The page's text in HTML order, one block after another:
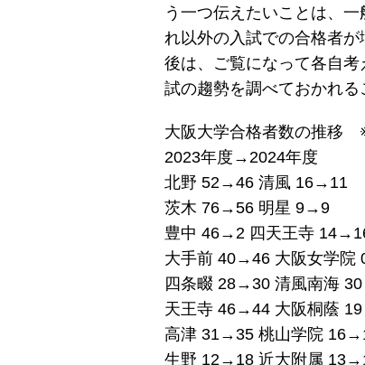
う一つ伝えたいことは、
れ以外の入試での合格者が
後は、ご覧になって各自
試の趨勢を調べておかれる
大阪大学合格者数の推移
2023年度→2024年度
北野 52→46 清風 16→11
茨木 76→56 明星 9→9
豊中 46→2 四天王寺
大手前 40→46 大阪女学院
四条畷 28→30 清風南海
天王寺 46→44 大阪桐蔭
高津 31→35 桃山学院
生野 12→18 近大附属